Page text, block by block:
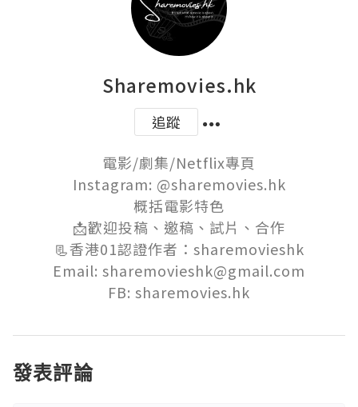
Sharemovies.hk
追蹤
電影/劇集/Netflix專頁
Instagram: @sharemovies.hk
概括電影特色
📩歡迎投稿、邀稿、試片、合作
📃香港01認證作者：sharemovieshk
Email: sharemovieshk@gmail.com
FB: sharemovies.hk
發表評論